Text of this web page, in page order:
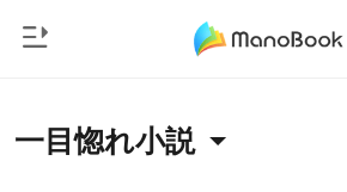
ホームページ
一目惚れ小説